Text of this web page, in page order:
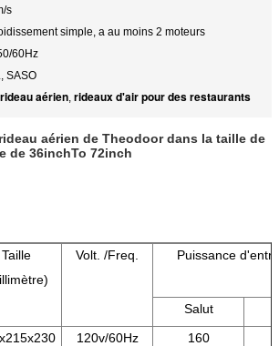
s
simple, a au moins 2 moteurs
60Hz
SASO
aérien, rideaux d'air pour des restaurants
aérien de Theodoor dans la taille de
de 36inchTo 72inch
Taille
Volt. /Freq. Puissance
Salut
120v/60Hz 160